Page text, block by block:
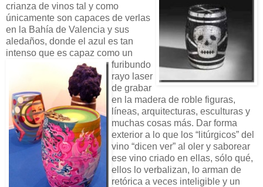
crianza de vinos tal y como
únicamente son capaces de verlas
en la Bahía de Valencia y sus
aledaños, donde el azul es tan
intenso que es capaz como un
furibundo
rayo laser
de grabar
en la madera de roble figuras,
líneas, arquitecturas, esculturas y
muchas cosas más. Dar forma
exterior a lo que los “litúrgicos” del
vino “dicen ver” al oler y saborear
ese vino criado en ellas, sólo qué,
ellos lo verbalizan, lo arman de
retórica a veces inteligible y un